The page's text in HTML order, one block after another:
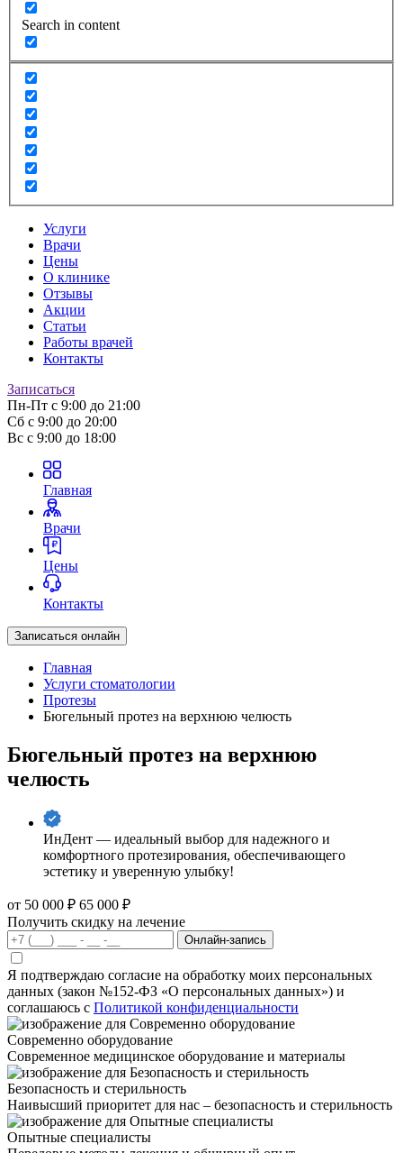
Search in content
Услуги
Врачи
Цены
О клинике
Отзывы
Акции
Статьи
Работы врачей
Контакты
Записаться
Пн-Пт с 9:00 до 21:00
Сб с 9:00 до 20:00
Вс с 9:00 до 18:00
Главная
Врачи
Цены
Контакты
Записаться онлайн
Главная
Услуги стоматологии
Протезы
Бюгельный протез на верхнюю челюсть
Бюгельный протез на верхнюю
челюсть
ИнДент — идеальный выбор для надежного и
комфортного протезирования, обеспечивающего
эстетику и уверенную улыбку!
от 50 000 ₽ 65 000 ₽
Получить скидку на лечение
Онлайн-запись
Я подтверждаю согласие на обработку моих персональных
данных (закон №152-ФЗ «О персональных данных») и
соглашаюсь с Политикой конфиденциальности
Современно оборудование
Современное медицинское оборудование и материалы
Безопасность и стерильность
Наивысший приоритет для нас – безопасность и стерильность
Опытные специалисты